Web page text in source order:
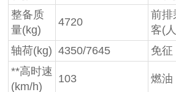
整备质
量(kg)
4720
前排
客(
轴荷(kg) 4350/7645 免征
**高时速
(km/h)
103 燃油